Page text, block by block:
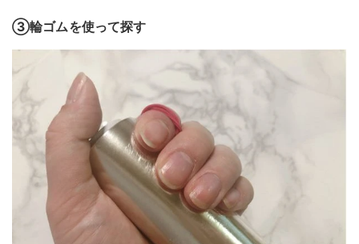
③輪ゴムを使って探す